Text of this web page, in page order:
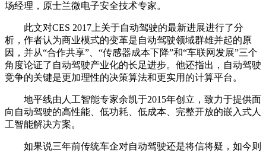
场经理，原士兰微电⼦安全技术专家。
此文对CES 2017上关于自动驾驶的最新进展进行了分
析，作者认为商业模式的变革是自动驾驶领域群雄并起的原
因，并从“合作共享”、“传感器成本下降”和“车联网发展”三个
角度论证了自动驾驶产业化的长足进步。他还指出，自动驾驶
竞争的关键是更加理性的决策算法和更实用的计算平台。
地平线由人工智能专家余凯于2015年创立，致力于提供面
向自动驾驶的高性能、低功耗、低成本、完整开放的嵌入式人
工智能解决方案。
如果说三年前传统车企对自动驾驶还是将信将疑，如今则